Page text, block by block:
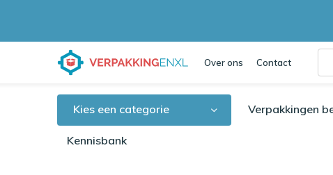
Over ons Contact
Kies een categorie Verpakkingen
Kennisbank